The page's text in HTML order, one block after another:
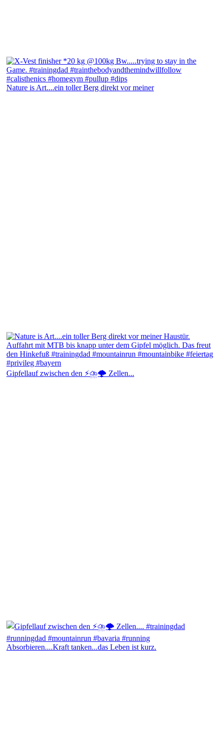
Nature is Art....ein toller Berg direkt vor meiner
Gipfellauf zwischen den ⚡⛈️🌩️ Zellen...
Absorbieren....Kraft tanken...das Leben ist kurz.